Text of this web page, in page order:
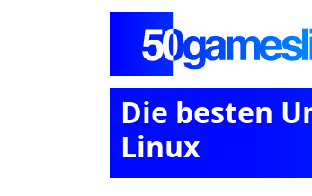
Die besten
Linux